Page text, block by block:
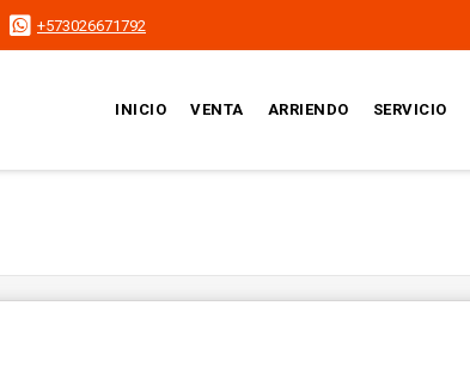
+573026671792
INICIO VENTA ARRIENDO SERVICIO